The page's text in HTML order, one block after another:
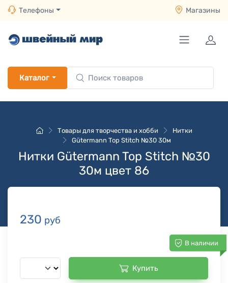
Телефоны Магазины
Каталог
Товары для творчества и хобби
Нитки
Gütermann Top Stitch №30 30м
Нитки Gütermann Top Stitch №30
30м цвет 86
230 руб
В наличии
Купить